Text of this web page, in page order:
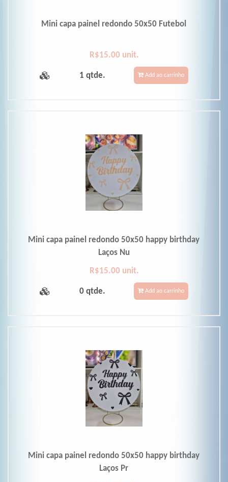
Mini capa painel redondo 50x50 Futebol
R$15.00 unit.
1 qtde. Add ao carrinho
Mini capa painel redondo 50x50 happy birthday
Laços Nu
R$15.00 unit.
0 qtde. Add ao carrinho
Mini capa painel redondo 50x50 happy birthday
Laços Pr